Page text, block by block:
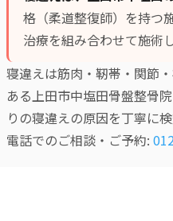
格（柔道整復師）を持つ
治療を組み合わせて施術
寝違えは筋肉・靭帯・関節
ある上田市中塩田骨盤整骨
りの寝違えの原因を丁寧に
電話でのご相談・ご予約: